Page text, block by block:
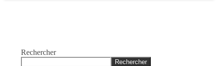
Rechercher
Rechercher